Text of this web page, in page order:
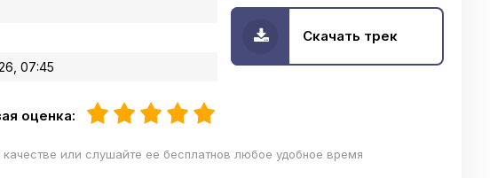
07:45
оценка:
Скачать трек
или слушайте ее бесплатнов любое удобное время